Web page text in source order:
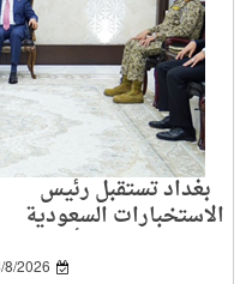
بغداد تستقبل رئيس
الاستخبارات السعودية
لبحث الملفات الأمنية
11:50:41 AM